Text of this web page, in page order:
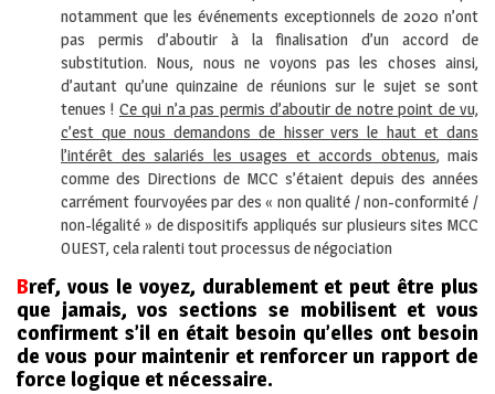
notamment que les événements exceptionnels de 2020 n’ont
pas permis d’aboutir à la finalisation d’un accord de
substitution. Nous, nous ne voyons pas les choses ainsi,
d’autant qu’une quinzaine de réunions sur le sujet se sont
tenues ! Ce qui n’a pas permis d’aboutir de notre point de vu,
c’est que nous demandons de hisser vers le haut et dans
l’intérêt des salariés les usages et accords obtenus, mais
comme des Directions de MCC s’étaient depuis des années
carrément fourvoyées par des « non qualité / non-conformité /
non-légalité » de dispositifs appliqués sur plusieurs sites MCC
OUEST, cela ralenti tout processus de négociation
Bref, vous le voyez, durablement et peut être plus
que jamais, vos sections se mobilisent et vous
confirment s’il en était besoin qu’elles ont besoin
de vous pour maintenir et renforcer un rapport de
force logique et nécessaire.